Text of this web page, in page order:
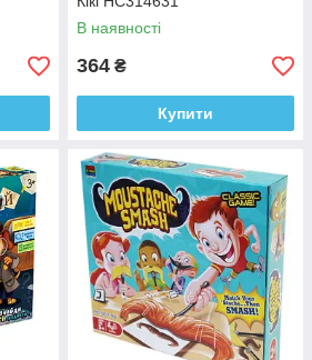
В наявності
364 ₴
Купити